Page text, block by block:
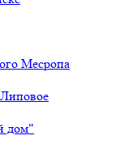
Месропа
дом"